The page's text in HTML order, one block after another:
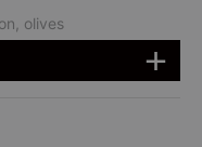
olives